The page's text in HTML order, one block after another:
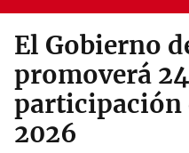
El Gobierno
promoverá
participación
2026